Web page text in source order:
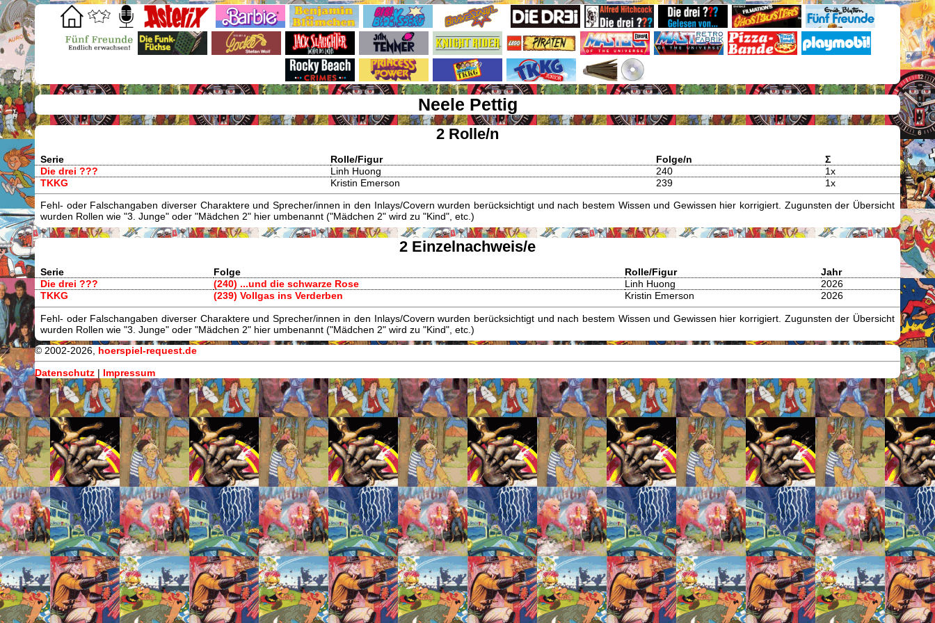
Neele Pettig
2 Rolle/n
Serie Rolle/Figur Folge/n
Σ
Die drei ???
Linh Huong 240
1x
TKKG
Kristin Emerson 239 1x
Fehl- oder Falschangaben diverser Charaktere und Sprecher/innen in den Inlays/Covern wurden berücksichtigt und nach bestem Wissen und Gewissen hier korrigiert. Zugunsten der Übersicht
wurden Rollen wie "3. Junge" oder "Mädchen 2" hier umbenannt ("Mädchen 2" wird zu "Kind", etc.)
2 Einzelnachweis/e
Serie Folge Rolle/Figur
Jahr
Die drei ???
(240) ...und die schwarze Rose Linh Huong
2026
TKKG
(239) Vollgas ins Verderben Kristin Emerson 2026
Fehl- oder Falschangaben diverser Charaktere und Sprecher/innen in den Inlays/Covern wurden berücksichtigt und nach bestem Wissen und Gewissen hier korrigiert. Zugunsten der Übersicht
wurden Rollen wie "3. Junge" oder "Mädchen 2" hier umbenannt ("Mädchen 2" wird zu "Kind", etc.)
© 2002-2026, hoerspiel-request.de
Datenschutz | Impressum